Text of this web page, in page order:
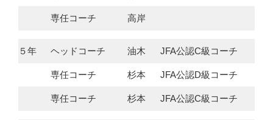
専任コーチ 高岸
５年 ヘッドコーチ 油木 JFA公認C級コーチ
専任コーチ 杉本 JFA公認D級コーチ
専任コーチ 杉本 JFA公認C級コーチ